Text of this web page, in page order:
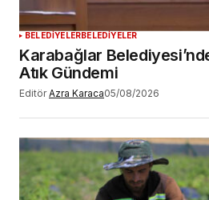
BELEDİYELERBELEDİYELER
Karabağlar
Atık Gündemi
Editör Azra Karaca05/08/2026